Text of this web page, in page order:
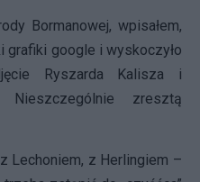
Bormanowej, wpisałem,
grafiki google i wyskoczyło
Ryszarda Kalisza i
Nieszczególnie zresztą
Lechoniem, z Herlingiem –